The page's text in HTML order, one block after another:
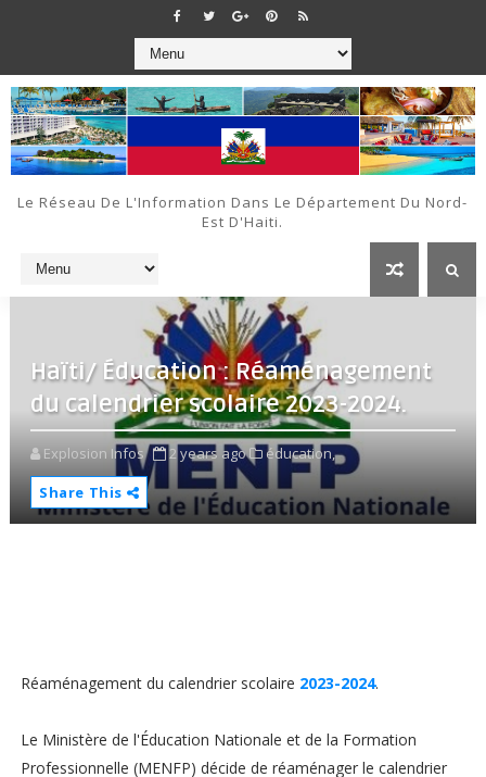
Le Réseau De L'Information Dans Le Département Du Nord-
Est D'Haiti.
Haïti/ Éducation : Réaménagement
du calendrier scolaire 2023-2024.
Explosion Infos 2 years ago
éducation,
Share This
Réaménagement du calendrier scolaire 2023-2024.
Le Ministère de l'Éducation Nationale et de la Formation
Professionnelle (MENFP) décide de réaménager le calendrier